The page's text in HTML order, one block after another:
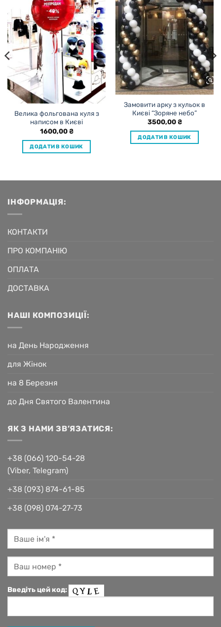
Велика фольгована куля з
написом в Києві
1600,00₴
ДОДАТИ В КОШИК
Замовити арку з кульок в
Києві “Зоряне небо”
3500,00₴
ДОДАТИ В КОШИК
ІНФОРМАЦІЯ:
КОНТАКТИ
ПРО КОМПАНІЮ
ОПЛАТА
ДОСТАВКА
НАШІ КОМПОЗИЦІЇ:
на День Народження
для Жінок
на 8 Березня
до Дня Святого Валентина
ЯК З НАМИ ЗВ’ЯЗАТИСЯ:
+38 (066) 120-54-28
(Viber, Telegram)
+38 (093) 874-61-85
+38 (098) 074-27-73
Введіть цей код: